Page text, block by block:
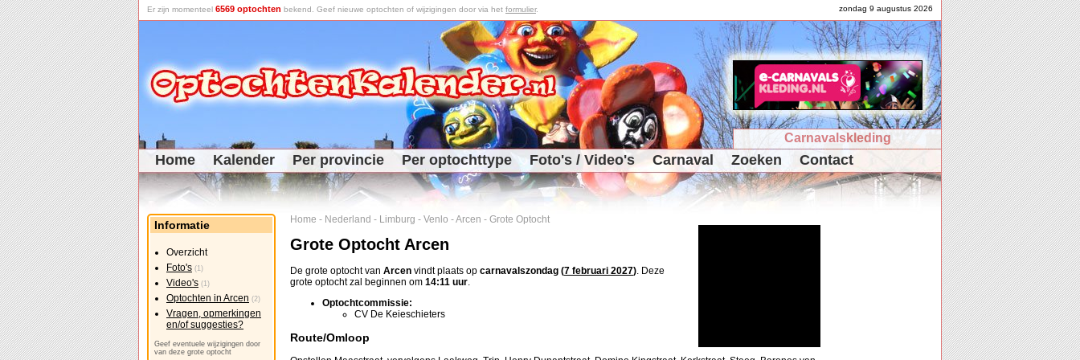
zondag 9 augustus 2026
Er zijn momenteel 6569 optochten bekend. Geef nieuwe optochten of wijzigingen door via het formulier.
Carnavalskleding
Home Kalender Per provincie Per optochttype Foto's / Video's Carnaval Zoeken Contact
Home - Nederland - Limburg - Venlo -Arcen - Grote Optocht
Grote Optocht Arcen
De grote optocht van Arcen vindt plaats op carnavalszondag (7 februari 2027) . Deze
grote optocht zal beginnen om 14:11 uur
Optochtcommissie:
CV De Keieschieters
Route/Omloop
Informatie
Overzicht
Foto's (1)
Video's (1)
Optochten in Arcen (2)
Vragen, opmerkingen
en/of suggesties?
Geef eventuele wijzigingen door
van deze grote optocht